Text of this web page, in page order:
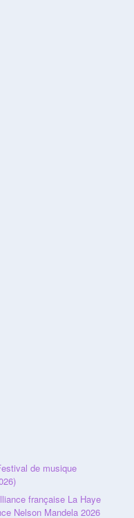
de musique
française La Haye
Nelson Mandela 2026